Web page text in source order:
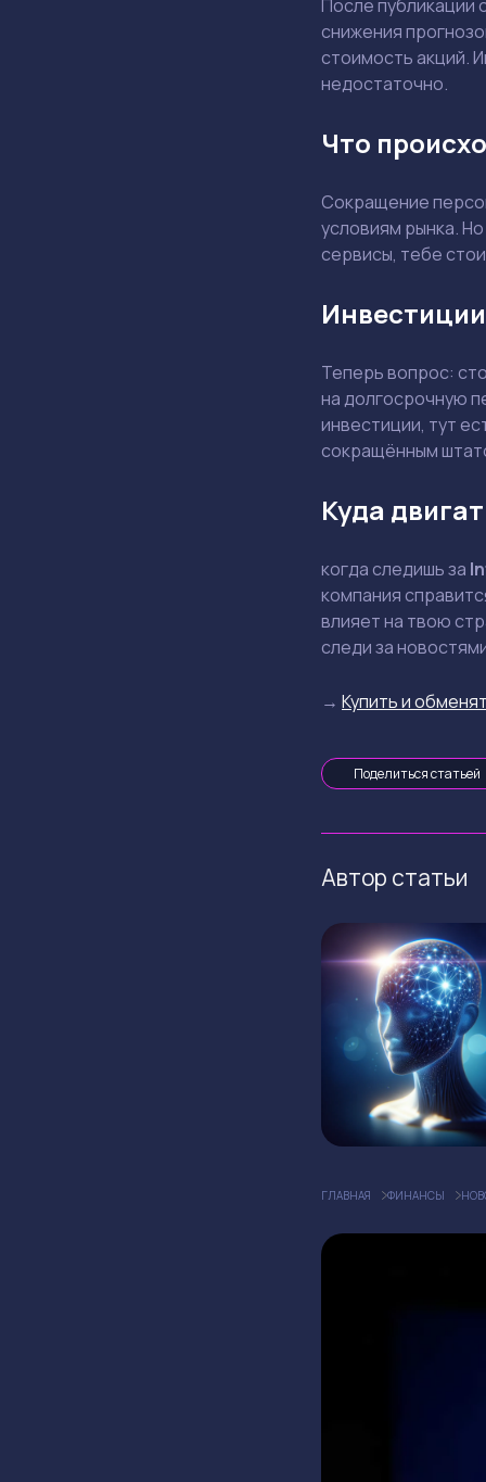
После
снижения
стоимость акций.
недостаточно.
Что
Сокращение
условиям рынка.
сервисы, тебе
Теперь вопрос:
на долгосрочную
инвестиции, тут
сокращённым
Куда
когда следишь за
компания
влияет на твою
следи за
→ Купить и
Поделиться статьей
Автор статьи
ГЛАВНАЯ ФИНАНСЫ